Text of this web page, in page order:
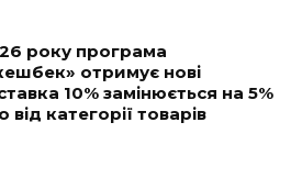
року програма
отримує нові
10% замінюється на 5%
категорії товарів